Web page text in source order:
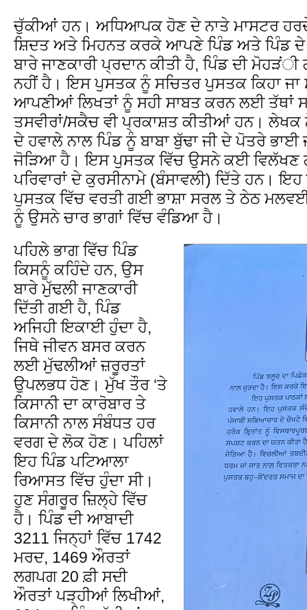
ਚੁੱਕੀਆਂ ਹਨ। ਅਧਿਆਪਕ ਹੋਣ ਦੇ ਨਾਤੇ ਮਾਸਟਰ
ਸ਼ਿਦਤ ਅਤੇ ਮਿਹਨਤ ਕਰਕੇ ਆਪਣੇ ਪਿੰਡ ਅਤੇ ਪਿੰਡ ਦੇ
ਬਾਰੇ ਜਾਣਕਾਰੀ ਪ੍ਰਦਾਨ ਕੀਤੀ ਹੈ, ਪਿੰਡ ਦੀ
ਨਹੀਂ ਹੈ। ਇਸ ਪੁਸਤਕ ਨੂੰ ਸਚਿਤਰ ਪੁਸਤਕ ਕਿਹਾ ਜਾ
ਆਪਣੀਆਂ ਲਿਖਤਾਂ ਨੂੰ ਸਹੀ ਸਾਬਤ ਕਰਨ ਲਈ ਤੱਥਾਂ
ਤਸਵੀਰਾਂ/ਸਕੈਚ ਵੀ ਪ੍ਰਕਾਸ਼ਤ ਕੀਤੀਆਂ ਹਨ। ਲੇਖਕ
ਦੇ ਹਵਾਲੇ ਨਾਲ ਪਿੰਡ ਨੂੰ ਬਾਬਾ ਬੁੱਢਾ ਜੀ ਦੇ ਪੋਤਰੇ
ਜੋੜਿਆ ਹੈ। ਇਸ ਪੁਸਤਕ ਵਿੱਚ ਉਸਨੇ ਕਈ ਵਿਲੱਖਣ
ਪਰਿਵਾਰਾਂ ਦੇ ਕੁਰਸੀਨਾਮੇ (ਬੰਸਾਵਲੀ) ਦਿੱਤੇ ਹਨ।
ਪੁਸਤਕ ਵਿੱਚ ਵਰਤੀ ਗਈ ਭਾਸ਼ਾ ਸਰਲ ਤੇ ਠੇਠ
ਨੂੰ ਉਸਨੇ ਚਾਰ ਭਾਗਾਂ ਵਿੱਚ ਵੰਡਿਆ ਹੈ।
ਪਹਿਲੇ ਭਾਗ ਵਿੱਚ ਪਿੰਡ
ਕਿਸਨੂੰ ਕਹਿੰਦੇ ਹਨ, ਉਸ
ਬਾਰੇ ਮੁੱਢਲੀ ਜਾਣਕਾਰੀ
ਦਿੱਤੀ ਗਈ ਹੈ, ਪਿੰਡ
ਅਜਿਹੀ ਇਕਾਈ ਹੁੰਦਾ ਹੈ,
ਜਿਥੇ ਜੀਵਨ ਬਸਰ ਕਰਨ
ਲਈ ਮੁੱਢਲੀਆਂ ਜ਼ਰੂਰਤਾਂ
ਉਪਲਭਧ ਹੋਣ। ਮੁੱਖ ਤੌਰ ‘ਤੇ
ਕਿਸਾਨੀ ਦਾ ਕਾਰੋਬਾਰ ਤੇ
ਕਿਸਾਨੀ ਨਾਲ ਸੰਬੰਧਤ ਹਰ
ਵਰਗ ਦੇ ਲੋਕ ਹੋਣ। ਪਹਿਲਾਂ
ਇਹ ਪਿੰਡ ਪਟਿਆਲਾ
ਰਿਆਸਤ ਵਿੱਚ ਹੁੰਦਾ ਸੀ।
ਹੁਣ ਸੰਗਰੂਰ ਜ਼ਿਲ੍ਹੇ ਵਿੱਚ
ਹੈ। ਪਿੰਡ ਦੀ ਆਬਾਦੀ
3211 ਜਿਨ੍ਹਾਂ ਵਿੱਚ 1742
ਮਰਦ, 1469 ਔਰਤਾਂ
ਲਗਪਗ 20 ਫ਼ੀ ਸਦੀ
ਔਰਤਾਂ ਪੜ੍ਹੀਆਂ ਲਿਖੀਆਂ,